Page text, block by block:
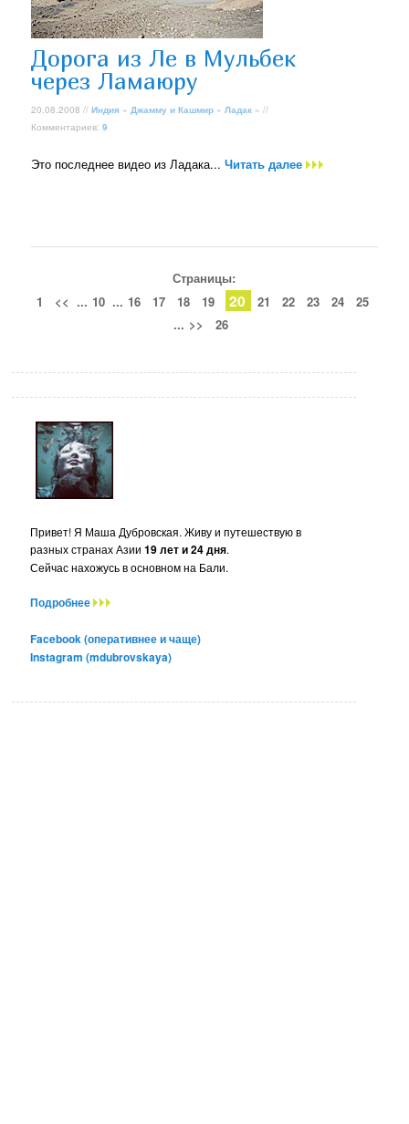
Дорога из Ле в Мульбек
через Ламаюру
20.08.2008 //Индия » Джамму и Кашмир »Ладак » //
Комментариев:9
Это последнее видео из Ладака...Читать далее
Страницы:
1
<< ... 10 ... 16 17 18 19 20 21 22 23 24
25
... >> 26
Привет! Я Маша Дубровская. Живу и путешествую в
разных странах Азии19 лет и 24 дня.
Сейчас нахожусь в основном на Бали.
Подробнее
Facebook (оперативнее и чаще)
Instagram (mdubrovskaya)